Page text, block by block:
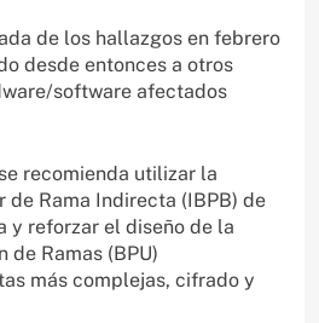
de los hallazgos en febrero
desde entonces a otros
software afectados
recomienda utilizar la
de Rama Indirecta (IBPB) de
y reforzar el diseño de la
de Ramas (BPU)
más complejas, cifrado y